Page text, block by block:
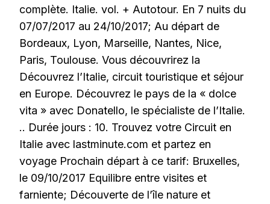
complète. Italie. vol. + Autotour. En 7 nuits du
07/07/2017 au 24/10/2017; Au départ de
Bordeaux, Lyon, Marseille, Nantes, Nice,
Paris, Toulouse. Vous découvrirez la
Découvrez l’Italie, circuit touristique et séjour
en Europe. Découvrez le pays de la « dolce
vita » avec Donatello, le spécialiste de l’Italie.
.. Durée jours : 10. Trouvez votre Circuit en
Italie avec lastminute.com et partez en
voyage Prochain départ à ce tarif: Bruxelles,
le 09/10/2017 Equilibre entre visites et
farniente; Découverte de l’île nature et